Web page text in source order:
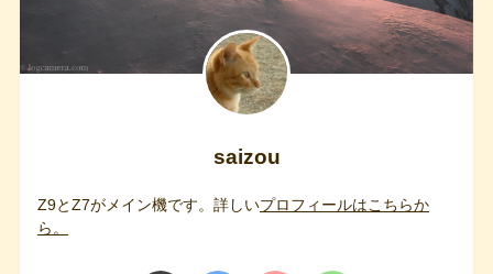
saizou
Z9とZ7がメイン機です。詳しいプロフィールはこちらか
ら。